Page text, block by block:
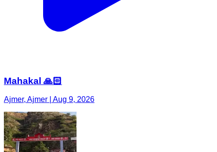
Mahakal 🙏🏻
Ajmer, Ajmer | Aug 9, 2026